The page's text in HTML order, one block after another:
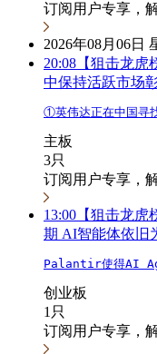
订阅用户专享，
2026年08月06日
20:08 【狙击龙
中保持活跃市场
①英伟达正在中国寻
主板
3只
订阅用户专享，
13:00 【狙击龙
期 AI智能体依旧
Palantir使得AI
创业板
1只
订阅用户专享，